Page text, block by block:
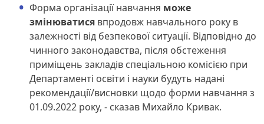
Форма організації навчання може
змінюватися впродовж навчального року в
залежності від безпекової ситуації. Відповідно до
чинного законодавства, після обстеження
приміщень закладів спеціальною комісією при
Департаменті освіти і науки будуть надані
рекомендації/висновки щодо форми навчання з
01.09.2022 року, - сказав Михайло Кривак.